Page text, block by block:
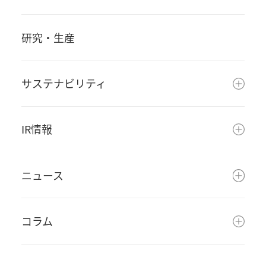
研究・生産
サステナビリティ
IR情報
ニュース
コラム